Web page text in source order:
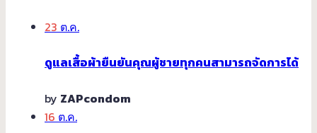
23 ต.ค.
ดูแลเสื้อผ้ายืนยันคุณผู้ชายทุกคนสามารถจัดการได้
by ZAPcondom
16 ต.ค.